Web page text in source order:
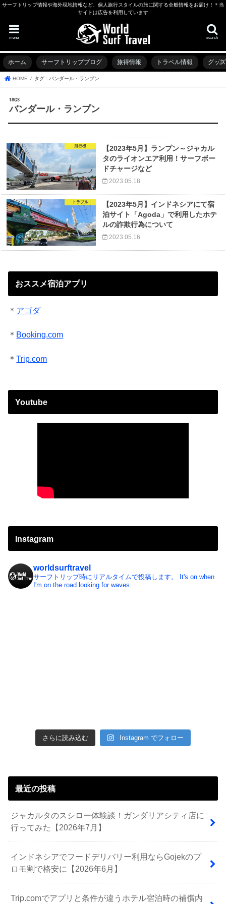
サーフトリップ情報や海外現地情報など、個人旅行スタイルの旅に関する全般情報をお届け！＊当
サイトは広告を利用しています
search
menu
ホーム サーフトリップブログ 旅得情報 トラベル情報 グッ
HOME タグ : バンダール・ランプン
バンダール・ランプン
飛行機
【2023年5月】ランプン～ジャカル
タのライオンエア利用！サーフボー
ドチャージなど
2023.05.18
トラブル
【2023年5月】インドネシアにて宿
泊サイト「Agoda」で利用したホテ
ルの詐欺行為について
2023.05.16
おススメ宿泊アプリ
＊ アゴダ
＊ Booking.com
＊Trip.com
Youtube
Instagram
worldsurftravel
サーフトリップ時にリアルタイムで投稿します。
It's on when
I'm on the road looking for waves.
さらに読み込む Instagram でフォロー
最近の投稿
ジャカルタのスシロー体験談！ガンダリアシティ店に
行ってみた【2026年7月】
インドネシアでフードデリバリー利用ならGojekのプ
ロモ割で格安に【2026年6月】
Trip.comでアプリと条件が違うホテル宿泊時の補償内